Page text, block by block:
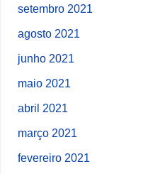
setembro 2021
agosto 2021
junho 2021
maio 2021
abril 2021
março 2021
fevereiro 2021